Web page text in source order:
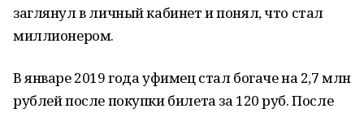
заглянул в личный кабинет и понял, что стал
миллионером.
В январе 2019 года уфимец стал богаче на 2,7 млн
рублей после покупки билета за 120 руб. После